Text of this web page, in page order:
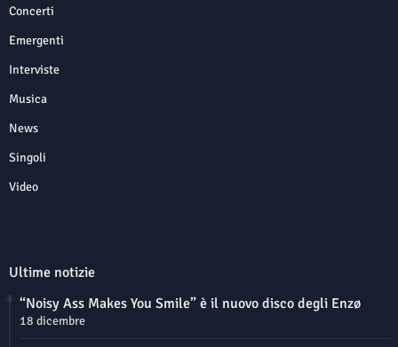
Concerti
Emergenti
Interviste
Musica
News
Singoli
Video
Ultime notizie
“Noisy Ass Makes You Smile” è il nuovo disco degli Enzø
18 dicembre